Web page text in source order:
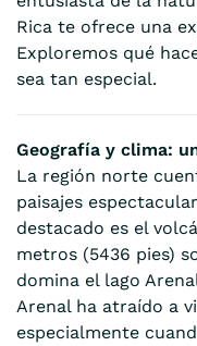
Rica te ofrece una
Exploremos qué
sea tan especial.
Geografía y clima:
La región norte
paisajes
destacado es el
metros (5436 pies)
domina el lago
Arenal ha atraído a
especialmente